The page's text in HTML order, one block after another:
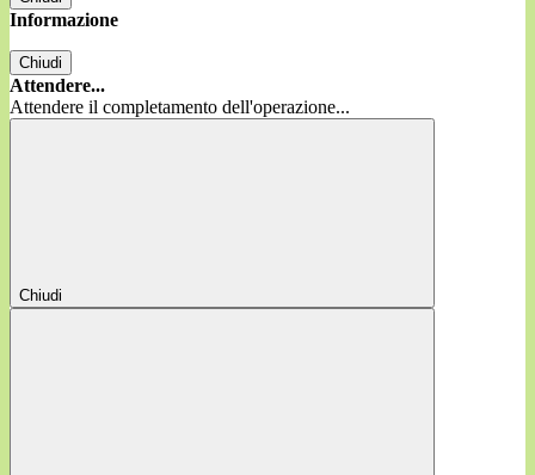
Informazione
Chiudi
Attendere...
Attendere il completamento dell'operazione...
Chiudi